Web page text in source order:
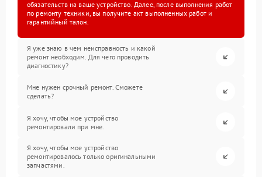
обязательств на ваше устройство. Далее, после выполнения работ
по ремонту техники, вы получите акт выполненных работ и
гарантийный талон.
Я уже знаю в чем неисправность и какой
ремонт необходим. Для чего проводить
диагностику?
Мне нужен срочный ремонт. Сможете
сделать?
Я хочу, чтобы мое устройство
ремонтировали при мне.
Я хочу, чтобы мое устройство
ремонтировалось только оригинальными
запчастями.